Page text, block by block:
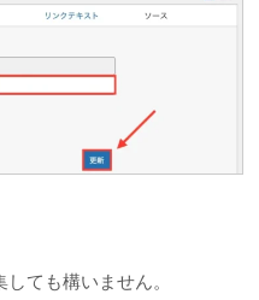
ても構いません。